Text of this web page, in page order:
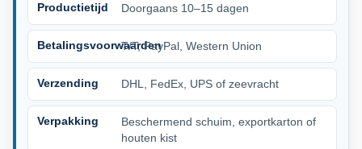
Productietijd Doorgaans 10–15 dagen
BetalingsvoorwaardenT/T, PayPal, Western Union
Verzending DHL, FedEx, UPS of zeevracht
Verpakking
Beschermend schuim, exportkarton of
houten kist